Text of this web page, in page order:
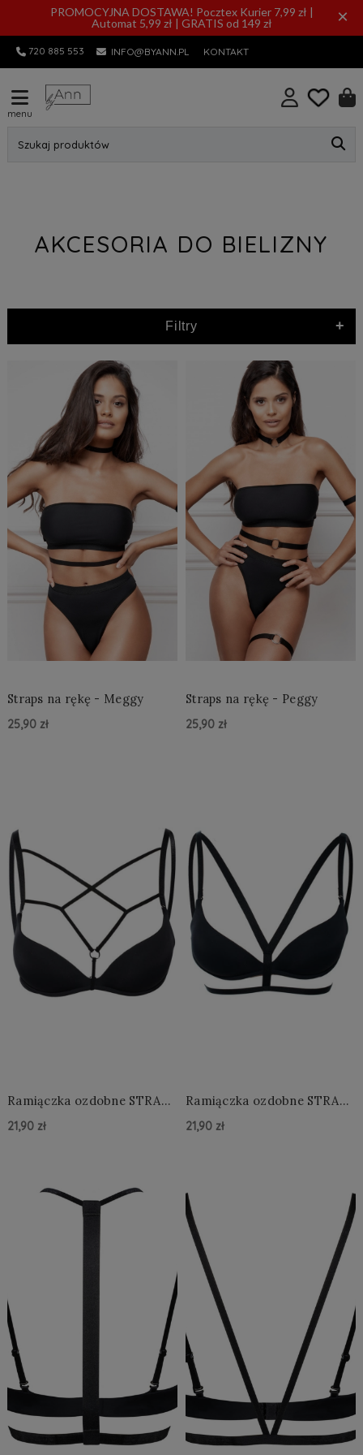
PROMOCYJNA DOSTAWA! Pocztex Kurier 7,99 zł |
Automat 5,99 zł | GRATIS od 149 zł
×
720 885 553 INFO@BYANN.PL KONTAKT
menu
Szukaj produktów
AKCESORIA DO BIELIZNY
Filtry +
Straps na rękę - Meggy
25,90 zł
Straps na rękę - Peggy
25,90 zł
Ramiączka ozdobne STRAPS
21,90 zł
Ramiączka ozdobne STRAPS
21,90 zł